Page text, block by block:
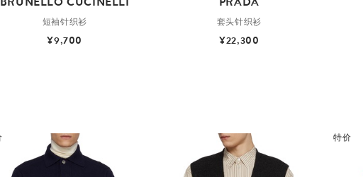
短袖针织衫
¥9,700
套头针织衫
¥22,300
特价